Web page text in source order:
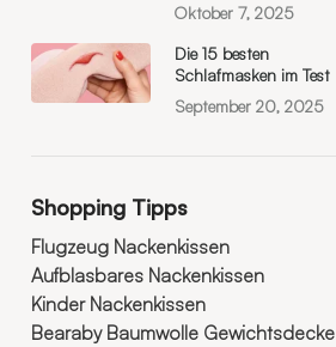
Oktober 7, 2025
Die 15 besten
Schlafmasken im Test
September 20, 2025
Shopping Tipps
Flugzeug Nackenkissen
Aufblasbares Nackenkissen
Kinder Nackenkissen
Bearaby Baumwolle Gewichtsdecke